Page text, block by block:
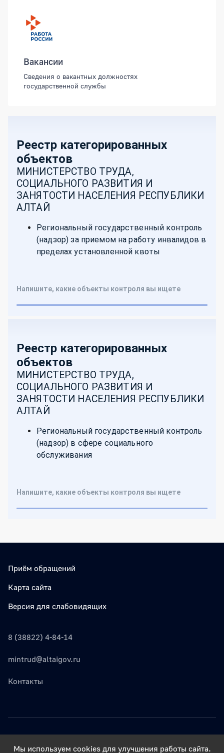
Вакансии
Сведения о вакантных должностях
государственной службы
Приём обращений
Карта сайта
Версия для слабовидящих
8 (38822) 4-84-14
mintrud@altaigov.ru
Контакты
Мы используем cookies для улучшения работы сайта.